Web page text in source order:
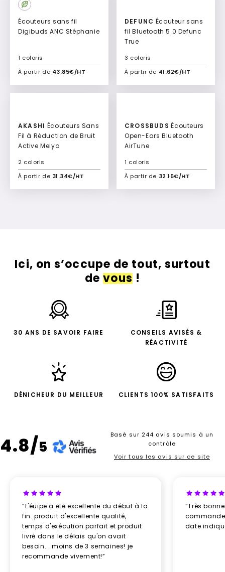
Écouteurs sans fil
Digibuds ANC Stéphanie
À partir de 43.85€/HT
1 coloris
Ajouter à mon devis
DEFUNC
fil Bluetooth 5.0 Defunc
True
À partir de 41.62€/HT
3 coloris
Ajouter à mon devis
AKASHI
Fil à Réduction de Bruit
Active Meiyo
À partir de 31.34€/HT
2 coloris
Ajouter à mon devis
CROSSBUDS Écouteurs
Open-Ears Bluetooth
AirTune
À partir de 32.15€/HT
1 coloris
Ajouter à mon devis
Ici, on s’occupe de tout, surtout
devous!
30 ANS DE SAVOIR FAIRE
CONSEILS AVISÉS &
RÉACTIVITÉ
DÉNICHEUR DU MEILLEUR CLIENTS 100% SATISFAITS
4.8/5
Basé sur 244 avis soumis à un
contrôle
Voir tous les avis sur ce site
“L'éuipe a été excellente du début à la
fin. produit d'excellente qualité,
temps d'exécution parfait et produit
livré dans le délais qu'on avait
besoin... moins de 3 semaines! je
recommande vivement!”
“Très
date